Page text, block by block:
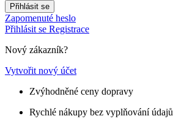
Přihlásit se
Zapomenuté heslo
Přihlásit se Registrace
Nový zákazník?
Vytvořit nový účet
Zvýhodněné ceny dopravy
Rychlé nákupy bez vyplňování údajů